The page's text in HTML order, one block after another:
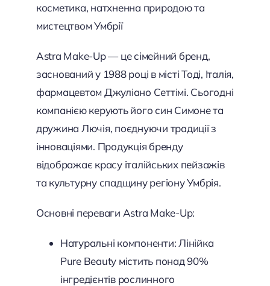
косметика, натхненна природою та
мистецтвом Умбрії
Astra Make-Up — це сімейний бренд,
заснований у 1988 році в місті Тоді, Італія,
фармацевтом Джуліано Сеттімі. Сьогодні
компанією керують його син Симоне та
дружина Лючія, поєднуючи традиції з
інноваціями. Продукція бренду
відображає красу італійських пейзажів
та культурну спадщину регіону Умбрія.
Основні переваги Astra Make-Up:
Натуральні компоненти: Лінійка
Pure Beauty містить понад 90%
інгредієнтів рослинного